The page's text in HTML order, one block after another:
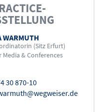
WARMUTH
(Sitz Erfurt)
Media & Conferences
30 870-10